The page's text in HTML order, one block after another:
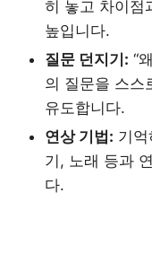
히 놓고 차이점
높입니다.
질문 던지기: “
의 질문을 스스
유도합니다.
연상 기법: 기
기, 노래 등과
다.